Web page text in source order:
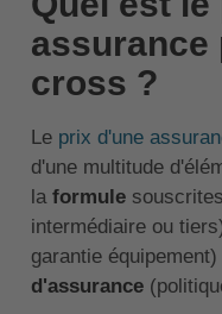
assurance
cross ?
Le prix d'une
d'une multitude
la formule
intermédiaire ou
garantie
d'assurance